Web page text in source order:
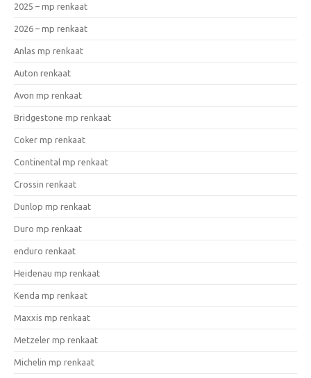
2025 – mp renkaat
2026 – mp renkaat
Anlas mp renkaat
Auton renkaat
Avon mp renkaat
Bridgestone mp renkaat
Coker mp renkaat
Continental mp renkaat
Crossin renkaat
Dunlop mp renkaat
Duro mp renkaat
enduro renkaat
Heidenau mp renkaat
Kenda mp renkaat
Maxxis mp renkaat
Metzeler mp renkaat
Michelin mp renkaat